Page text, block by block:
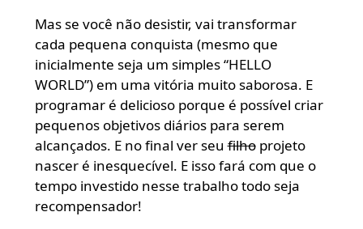
Mas se você não desistir, vai transformar
cada pequena conquista (mesmo que
inicialmente seja um simples “HELLO
WORLD”) em uma vitória muito saborosa. E
programar é delicioso porque é possível criar
pequenos objetivos diários para serem
alcançados. E no final ver seufilhoprojeto
nascer é inesquecível. E isso fará com que o
tempo investido nesse trabalho todo seja
recompensador!